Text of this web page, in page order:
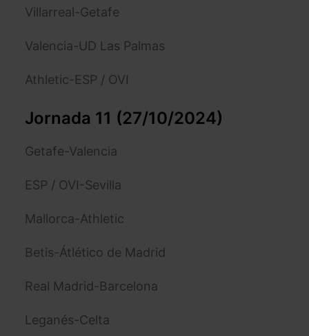
Villarreal-Getafe
Valencia-UD Las Palmas
Athletic-ESP / OVI
Jornada 11 (27/10/2024)
Getafe-Valencia
ESP / OVI-Sevilla
Mallorca-Athletic
Betis-Átlético de Madrid
Real Madrid-Barcelona
Leganés-Celta